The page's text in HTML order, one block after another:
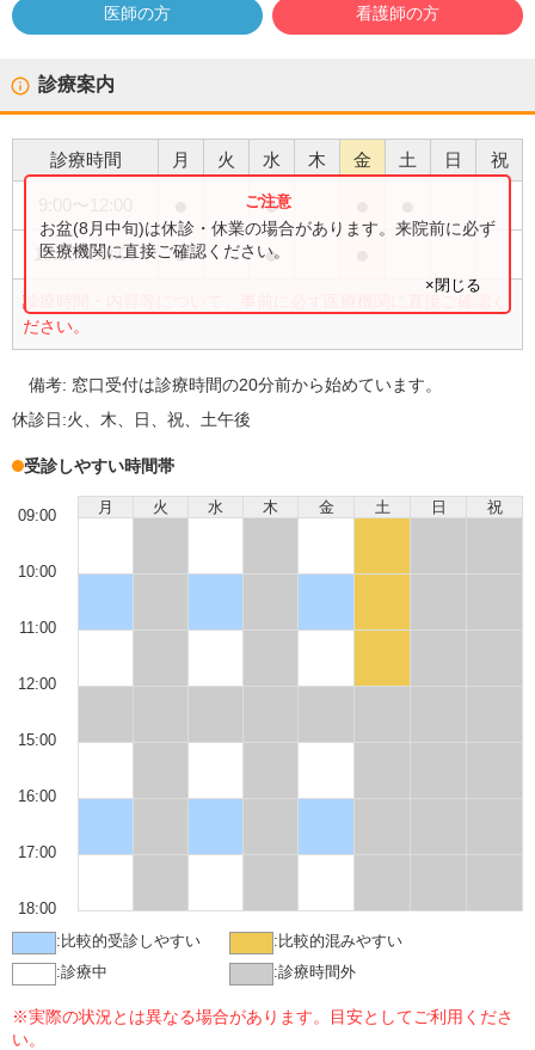
医師の方 看護師の方
診療案内
診療時間 月 火 水 木 金 土 日 祝
●
15:00〜18:00 ● ●
診療時間・内容等について、事前に必ず医療機関に直接ご確認く
ださい。
お盆(8月中旬)は休診・休業の場合があります。来院前に必ず
医療機関に直接ご確認ください。
×閉じる
備考: 窓口受付は診療時間の20分前から始めています。
休診日:火、木、日、祝、土午後
受診しやすい時間帯
月 火 水 木 金 土 日 祝
09:00
10:00
11:00
12:00
15:00
16:00
17:00
18:00
: 比較的受診しやすい : 比較的混みやすい
:診療中 :診療時間外
※実際の状況とは異なる場合があります。目安としてご利用くださ
い。